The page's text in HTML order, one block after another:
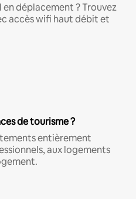
déplacement ? Trouvez
accès wifi haut débit et
de tourisme ?
entièrement
aux logements